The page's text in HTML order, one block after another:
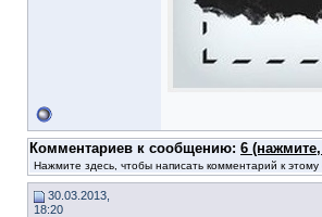
Комментариев к сообщению: 6
Нажмите здесь, чтобы написать комментарий к
30.03.2013,
18:20